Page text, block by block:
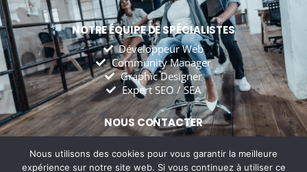
NOTRE ÉQUIPE DE SPÉCIALISTES
Développeur Web
Community Manager
Graphic Designer
Expert SEO / SEA
NOUS CONTACTER
tahitikiwiagency@gmail.com
Tahiti Kiwi Agency
Nous utilisons des cookies pour vous garantir la meilleure
expérience sur notre site web. Si vous continuez à utiliser ce